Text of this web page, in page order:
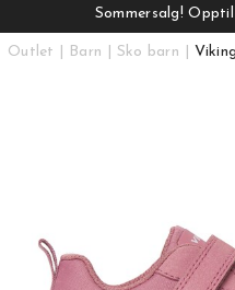
Sommersalg!
Outlet Barn Sko barn